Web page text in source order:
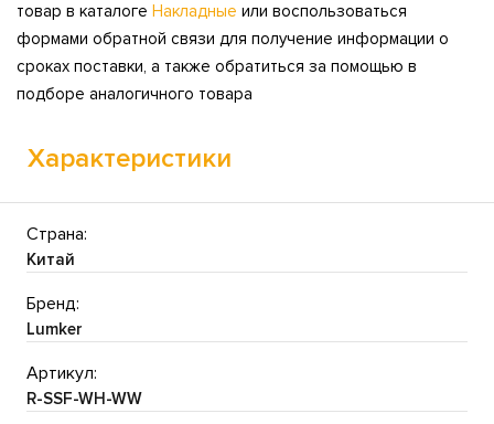
товар в каталоге Накладные или воспользоваться
формами обратной связи для получение информации о
сроках поставки, а также обратиться за помощью в
подборе аналогичного товара
Характеристики
Страна:
Китай
Бренд:
Lumker
Артикул:
R-SSF-WH-WW